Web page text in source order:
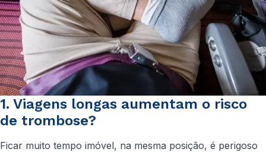
1. Viagens longas aumentam o risco
de trombose?
Ficar muito tempo imóvel, na mesma posição, é perigoso